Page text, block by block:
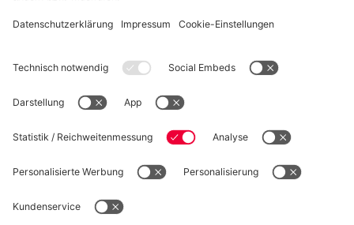
Bayern
fcbayern.com Basketball Allianz Arena Media Center Jobs